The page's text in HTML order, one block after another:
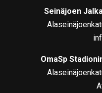
Seinäjoen
OmaSp